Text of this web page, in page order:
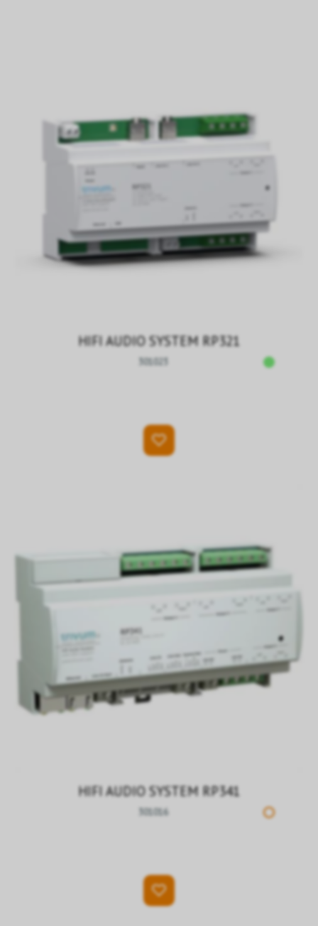
HIFI AUDIO SYSTEM RP321
301023
HIFI AUDIO SYSTEM RP341
301016